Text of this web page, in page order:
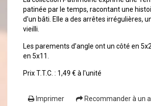
patinée par le temps, racontant une
d'un bâti. Elle a des arrêtes irrégulières,
vieilli.
Les parements d’angle ont un côté en
en 5x11.
Prix T.T.C. : 1,49 € à l'unité
Imprimer Recommander à un